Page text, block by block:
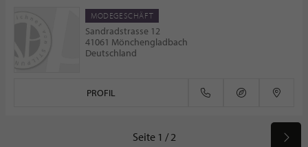
MODEGESCHÄFT
Sandradstrasse 12
41061 Mönchengladbach
Deutschland
PROFIL
Seite 1 / 2